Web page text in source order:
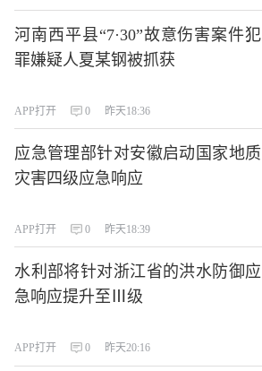
河南西平县“7·30”故意伤害案件犯
罪嫌疑人夏某钢被抓获
APP打开 0 昨天18:36
应急管理部针对安徽启动国家地质
灾害四级应急响应
APP打开 0 昨天18:39
水利部将针对浙江省的洪水防御应
急响应提升至Ⅲ级
APP打开 0 昨天20:16